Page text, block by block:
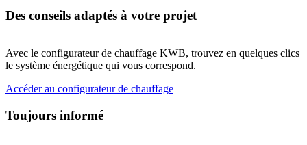
Des conseils adaptés à votre projet
Avec le configurateur de chauffage KWB, trouvez en quelques clics
le système énergétique qui vous correspond.
Accéder au configurateur de chauffage
Toujours informé